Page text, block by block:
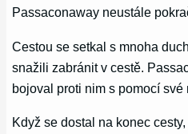
Passaconaway neustále
Cestou se setkal s mnoha
snažili zabránit v cestě.
bojoval proti nim s pomocí své
Když se dostal na konec